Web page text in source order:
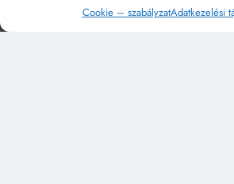
Cookie – szabályzatAdatkezelési